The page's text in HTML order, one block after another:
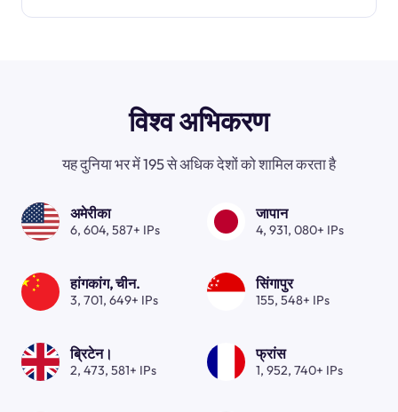
विश्व अभिकरण
यह दुनिया भर में 195 से अधिक देशों को शामिल करता है
अमेरीका
6, 604, 587+ IPs
जापान
4, 931, 080+ IPs
हांगकांग, चीन.
3, 701, 649+ IPs
सिंगापुर
155, 548+ IPs
ब्रिटेन।
2, 473, 581+ IPs
फ्रांस
1, 952, 740+ IPs